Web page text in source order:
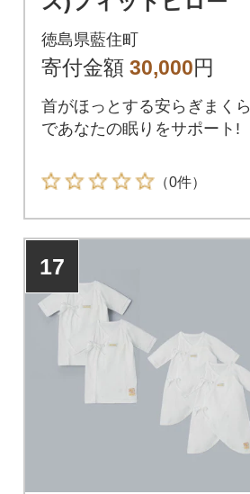
徳島県藍住町
寄付金額 30,000円
首がほっとする安らぎまくら
であなたの眠りをサポート!
（0件）
17